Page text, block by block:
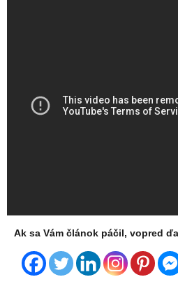
Ak sa Vám článok páčil, vopred